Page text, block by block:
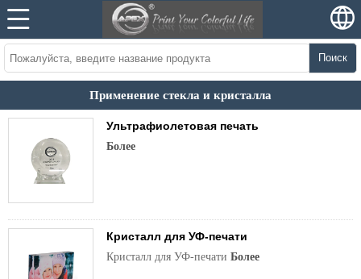
Поиск
Применение стекла и кристалла
Ультрафиолетовая печать
Более
Кристалл для УФ-печати
Кристалл для УФ-печати Более